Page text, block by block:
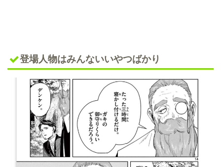
登場人物はみんないいやつばかり